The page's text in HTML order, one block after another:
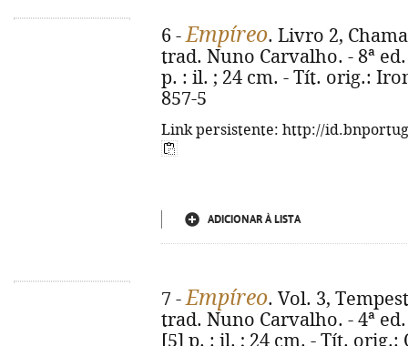
6 -Empíreo. Livro 2,
trad. Nuno Carvalho. - 8ª
p. : il. ; 24 cm. - Tít. orig.:
857-5
Link persistente: http://
ADICIONAR À LISTA
7 -Empíreo. Vol. 3,
trad. Nuno Carvalho. - 4ª
[5] p. : il. ; 24 cm. - Tít. orig.: